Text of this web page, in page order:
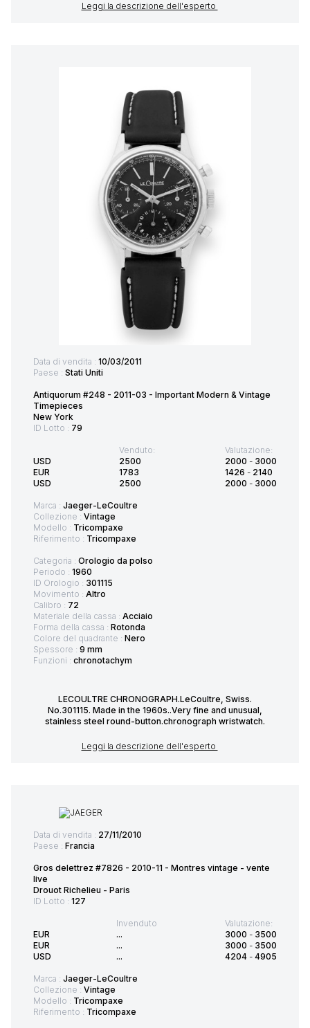
Leggi la descrizione dell'esperto
Data di vendita : 10/03/2011
Paese : Stati Uniti
Antiquorum #248 - 2011-03 - Important Modern & Vintage
Timepieces
New York
ID Lotto : 79
USD
EUR
USD
Venduto:
2500
1783
2500
Valutazione:
2000 - 3000
1426 - 2140
2000 - 3000
Marca : Jaeger-LeCoultre
Collezione : Vintage
Modello : Tricompaxe
Riferimento : Tricompaxe
Categoria : Orologio da polso
Periodo : 1960
ID Orologio : 301115
Movimento : Altro
Calibro : 72
Materiale della cassa : Acciaio
Forma della cassa : Rotonda
Colore del quadrante : Nero
Spessore : 9 mm
Funzioni : chronotachym
LECOULTRE CHRONOGRAPH.LeCoultre, Swiss.
No.301115. Made in the 1960s..Very fine and unusual,
stainless steel round-button.chronograph wristwatch.
Leggi la descrizione dell'esperto
Data di vendita : 27/11/2010
Paese : Francia
Gros delettrez #7826 - 2010-11 - Montres vintage - vente
live
Drouot Richelieu - Paris
ID Lotto : 127
EUR
EUR
USD
Invenduto
...
...
...
Valutazione:
3000 - 3500
3000 - 3500
4204 - 4905
Marca : Jaeger-LeCoultre
Collezione : Vintage
Modello : Tricompaxe
Riferimento : Tricompaxe